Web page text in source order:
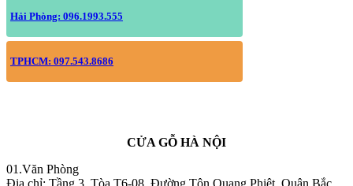
Hải Phòng: 096.1993.555
TPHCM: 097.543.8686
CỬA GỖ HÀ NỘI
01.Văn Phòng
Điạ chỉ: Tầng 3, Tòa T6-08, Đường Tôn Quang Phiệt, Quận Bắc